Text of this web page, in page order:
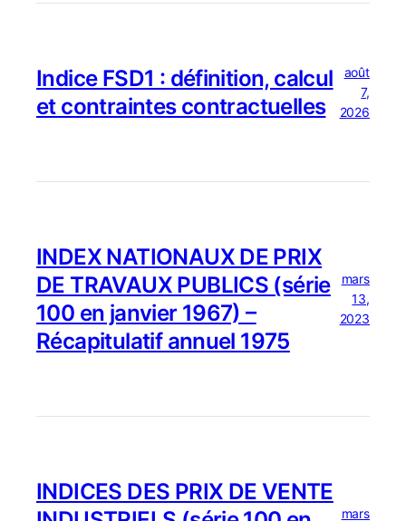
Indice FSD1 : définition, calcul
et contraintes contractuelles
août
7,
2026
INDEX NATIONAUX DE PRIX
DE TRAVAUX PUBLICS (série
100 en janvier 1967) –
Récapitulatif annuel 1975
mars
13,
2023
INDICES DES PRIX DE VENTE
mars